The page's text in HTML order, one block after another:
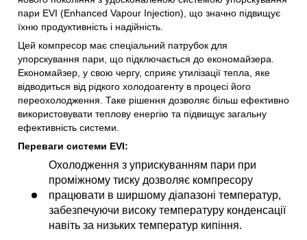
пари EVI (Enhanced Vapour Injection), що значно підвищує
їхню продуктивність і надійність.
Цей компресор має спеціальний патрубок для
упорскування пари, що підключається до економайзера.
Економайзер, у свою чергу, сприяє утилізації тепла, яке
відводиться від рідкого холодоагенту в процесі його
переохолодження. Таке рішення дозволяє більш ефективно
використовувати теплову енергію та підвищує загальну
ефективність системи.
Переваги системи EVI:
Охолодження з уприскуванням пари при
проміжному тиску дозволяє компресору
працювати в ширшому діапазоні температур,
забезпечуючи високу температуру конденсації
навіть за низьких температур кипіння.